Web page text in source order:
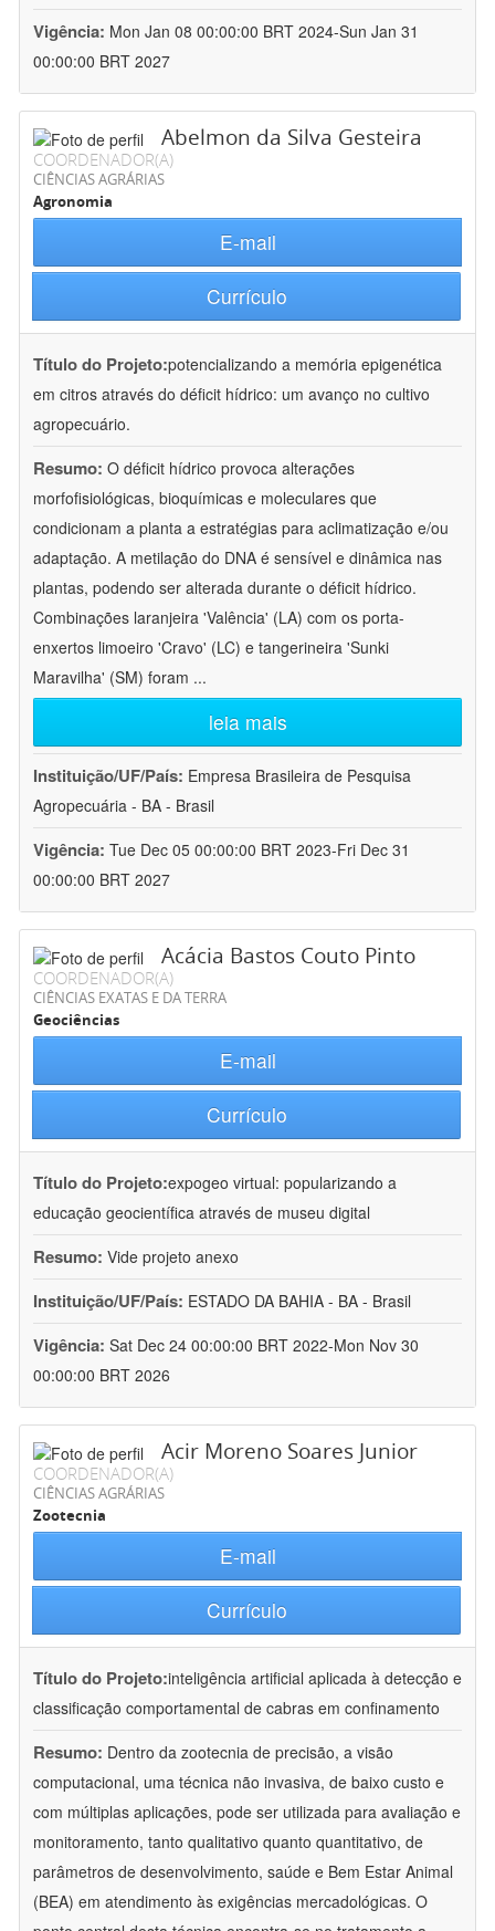
Vigência: Mon Jan 08 00:00:00 BRT 2024-Sun Jan 31
00:00:00 BRT 2027
Abelmon da Silva Gesteira
COORDENADOR(A)
CIÊNCIAS AGRÁRIAS
Agronomia
E-mail
Currículo
Título do Projeto:potencializando a memória epigenética
em citros através do déficit hídrico: um avanço no cultivo
agropecuário.
Resumo: O déficit hídrico provoca alterações
morfofisiológicas, bioquímicas e moleculares que
condicionam a planta a estratégias para aclimatização e/ou
adaptação. A metilação do DNA é sensível e dinâmica nas
plantas, podendo ser alterada durante o déficit hídrico.
Combinações laranjeira 'Valência' (LA) com os porta-
enxertos limoeiro 'Cravo' (LC) e tangerineira 'Sunki
Maravilha' (SM) foram ...
leia mais
Instituição/UF/País: Empresa Brasileira de Pesquisa
Agropecuária - BA - Brasil
Vigência: Tue Dec 05 00:00:00 BRT 2023-Fri Dec 31
00:00:00 BRT 2027
Acácia Bastos Couto Pinto
COORDENADOR(A)
CIÊNCIAS EXATAS E DA TERRA
Geociências
E-mail
Currículo
Título do Projeto:expogeo virtual: popularizando a
educação geocientífica através de museu digital
Resumo: Vide projeto anexo
Instituição/UF/País: ESTADO DA BAHIA - BA - Brasil
Vigência: Sat Dec 24 00:00:00 BRT 2022-Mon Nov 30
00:00:00 BRT 2026
Acir Moreno Soares Junior
COORDENADOR(A)
CIÊNCIAS AGRÁRIAS
Zootecnia
E-mail
Currículo
Título do Projeto:inteligência artificial aplicada à detecção e
classificação comportamental de cabras em confinamento
Resumo: Dentro da zootecnia de precisão, a visão
computacional, uma técnica não invasiva, de baixo custo e
com múltiplas aplicações, pode ser utilizada para avaliação e
monitoramento, tanto qualitativo quanto quantitativo, de
parâmetros de desenvolvimento, saúde e Bem Estar Animal
(BEA) em atendimento às exigências mercadológicas. O